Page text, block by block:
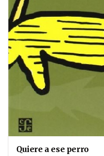
Quiere a ese perro